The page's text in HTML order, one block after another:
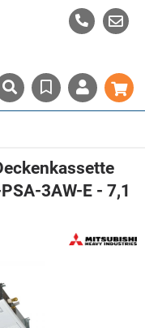
3AW-E - 7,1